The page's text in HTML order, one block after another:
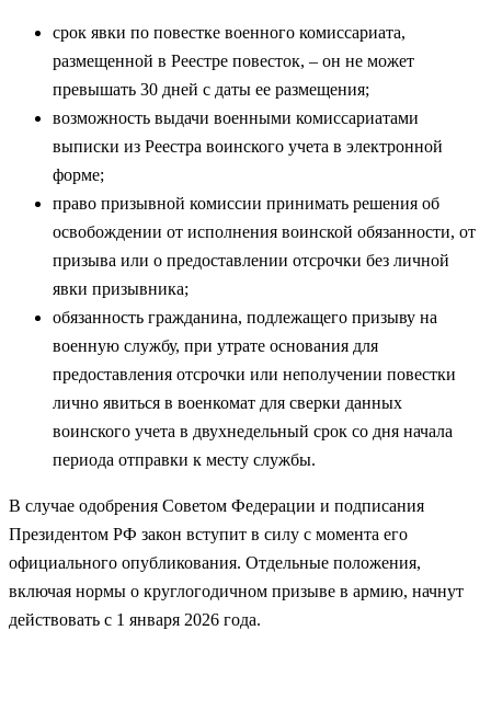
срок явки по повестке военного комиссариата,
размещенной в Реестре повесток, – он не может
превышать 30 дней с даты ее размещения;
возможность выдачи военными комиссариатами
выписки из Реестра воинского учета в электронной
форме;
право призывной комиссии принимать решения об
освобождении от исполнения воинской обязанности, от
призыва или о предоставлении отсрочки без личной
явки призывника;
обязанность гражданина, подлежащего призыву на
военную службу, при утрате основания для
предоставления отсрочки или неполучении повестки
лично явиться в военкомат для сверки данных
воинского учета в двухнедельный срок со дня начала
периода отправки к месту службы.
В случае одобрения Советом Федерации и подписания
Президентом РФ закон вступит в силу с момента его
официального опубликования. Отдельные положения,
включая нормы о круглогодичном призыве в армию, начнут
действовать с 1 января 2026 года.